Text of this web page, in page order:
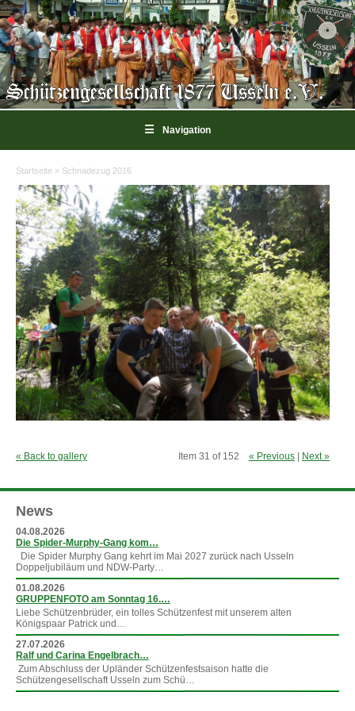
☰ Navigation
Sie sind hier
Startseite » Schnadezug 2016
« Back to gallery Item 31 of 152 « Previous Next »
News
04.08.2026
Die Spider-Murphy-Gang kom…
Die Spider Murphy Gang kehrt im Mai 2027 zurück nach Usseln
Doppeljubiläum und NDW-Party…
01.08.2026
GRUPPENFOTO am Sonntag 16.…
Liebe Schützenbrüder, ein tolles Schützenfest mit unserem alten
Königspaar Patrick und…
27.07.2026
Ralf und Carina Engelbrach…
Zum Abschluss der Upländer Schützenfestsaison hatte die
Schützengesellschaft Usseln zum Schü…